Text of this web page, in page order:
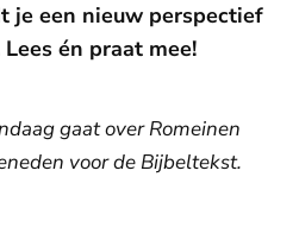
je een nieuw perspectief
én praat mee!
gaat over Romeinen
voor de Bijbeltekst.